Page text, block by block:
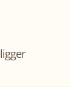
ligger